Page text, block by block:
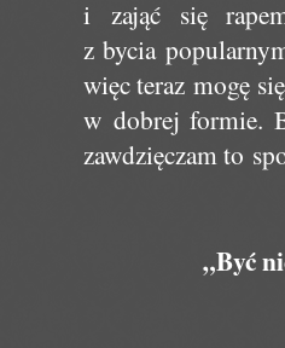
i zająć się
z bycia
więc teraz mogę
w dobrej formie.
zawdzięczam to
„Być